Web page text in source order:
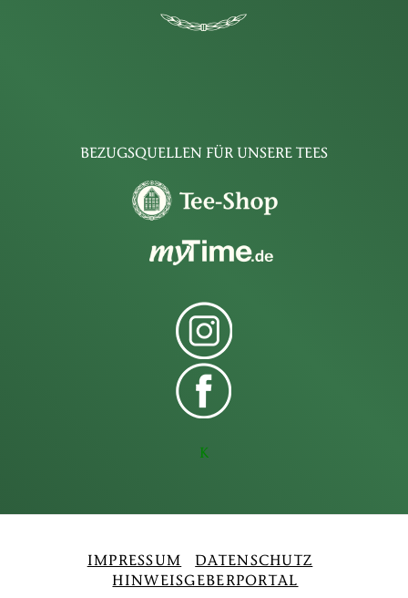
BEZUGSQUELLEN FÜR UNSERE TEES
K
IMPRESSUM
DATENSCHUTZ
HINWEISGEBERPORTAL